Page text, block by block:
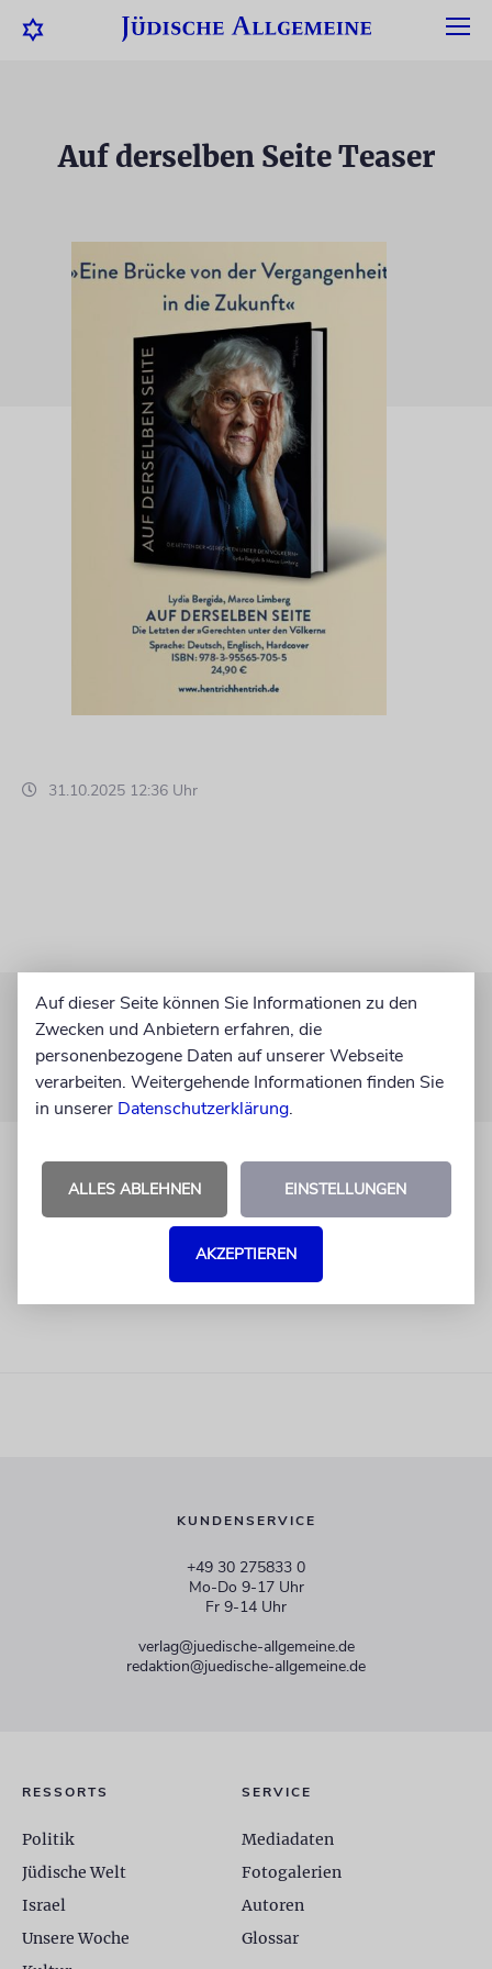
Auf derselben Seite Teaser
31.10.2025 12:36 Uhr
KUNDENSERVICE
+49 30 275833 0
Mo-Do 9-17 Uhr
Fr 9-14 Uhr
verlag@juedische-allgemeine.de
redaktion@juedische-allgemeine.de
RESSORTS
Politik
Jüdische Welt
Israel
Unsere Woche
SERVICE
Mediadaten
Fotogalerien
Autoren
Glossar
Auf dieser Seite können Sie Informationen zu den
Zwecken und Anbietern erfahren, die
personenbezogene Daten auf unserer Webseite
verarbeiten. Weitergehende Informationen finden Sie
in unserer Datenschutzerklärung.
ALLES ABLEHNEN EINSTELLUNGEN
AKZEPTIEREN